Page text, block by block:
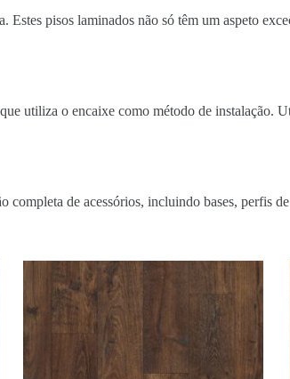
pisos laminados não só têm um aspeto
utiliza o encaixe como método de instalação.
de acessórios, incluindo bases, perfis